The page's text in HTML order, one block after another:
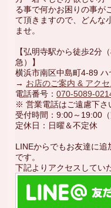
る事で何かお困りの事が
て頂きますので、どんな
ませ。
【弘明寺駅から徒歩2分
急）】
横浜市南区中島町4-89
→ お店のご案内 & アクセ
電話番号：070-5089-
※ 営業電話はご遠慮下さ
受付時間：9:00～19:00（
定休日：日曜＆不定休
LINEからでもお友達に追
です。
下記よりアクセスしてい